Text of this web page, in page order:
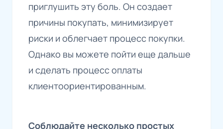
приглушить эту боль. Он создает
причины покупать, минимизирует
риски и облегчает процесс покупки.
Однако вы можете пойти еще дальше
и сделать процесс оплаты
клиентоориентированным.
Соблюдайте несколько простых